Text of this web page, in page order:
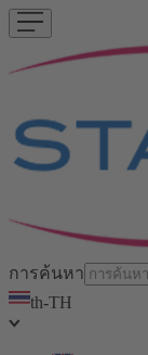
การค้นหา
th-TH